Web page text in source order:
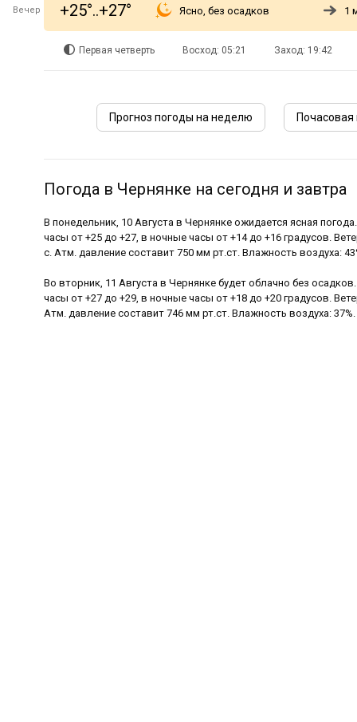
Вечер +25°..+27° Ясно, без осадков 1
Первая четверть Восход: 05:21 Заход: 19:42
Прогноз погоды на неделю Почасовая
Погода в Чернянке на сегодня и завтра
В понедельник, 10 Августа в Чернянке ожидается ясная
часы от +25 до +27, в ночные часы от +14 до +16 градусов.
с. Атм. давление составит 750 мм рт.ст. Влажность воздуха:
Во вторник, 11 Августа в Чернянке будет облачно без
часы от +27 до +29, в ночные часы от +18 до +20 градусов.
Атм. давление составит 746 мм рт.ст. Влажность воздуха: 37%.